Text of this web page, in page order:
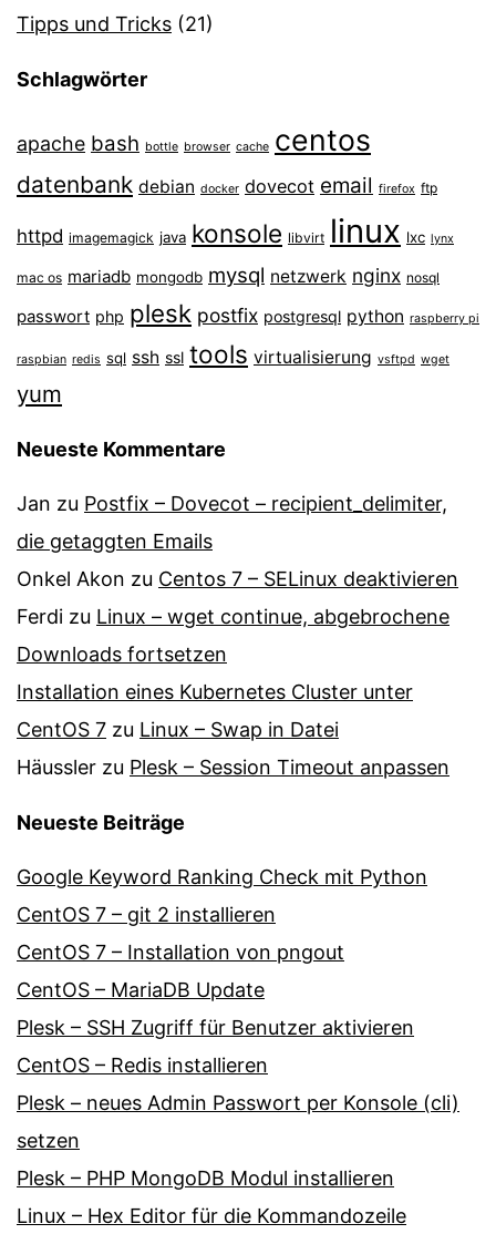
Tipps und Tricks (21)
Schlagwörter
apache bash bottle browser cache centos
datenbank debian docker dovecot email firefox ftp
httpd imagemagick java konsole libvirt linux lxc lynx
mac os mariadb mongodb mysql netzwerk nginx nosql
passwort php plesk postfix postgresql python raspberry pi
raspbian redis sql ssh ssl tools virtualisierung vsftpd wget
yum
Neueste Kommentare
Jan zu Postfix – Dovecot – recipient_delimiter,
die getaggten Emails
Onkel Akon zu Centos 7 – SELinux de­ak­ti­vie­ren
Ferdi zu Linux – wget continue, abgebrochene
Downloads fortsetzen
Installation eines Kubernetes Cluster unter
CentOS 7 zu Linux – Swap in Datei
Häussler zu Plesk – Session Timeout anpassen
Neueste Beiträge
Google Keyword Ranking Check mit Python
CentOS 7 – git 2 installieren
CentOS 7 – Installation von pngout
CentOS – MariaDB Update
Plesk – SSH Zugriff für Benutzer aktivieren
CentOS – Redis installieren
Plesk – neues Admin Passwort per Konsole (cli)
setzen
Plesk – PHP MongoDB Modul installieren
Linux – Hex Editor für die Kommandozeile